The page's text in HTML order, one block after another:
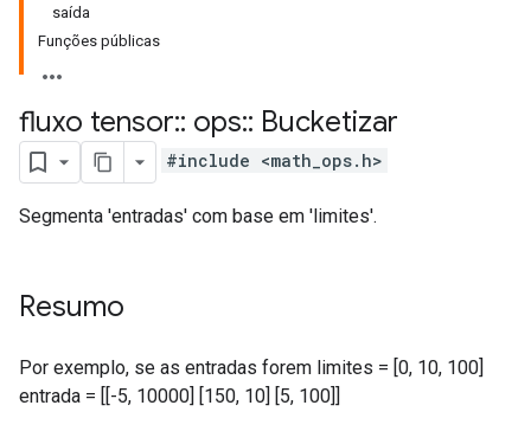
saída
Funções públicas
fluxo tensor:: ops:: Bucketizar
#include <math_ops.h>
Segmenta 'entradas' com base em 'limites'.
Resumo
Por exemplo, se as entradas forem limites = [0, 10, 100]
entrada = [[-5, 10000] [150, 10] [5, 100]]